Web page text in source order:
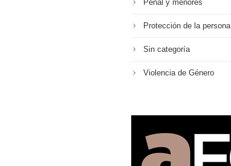
Penal y menores
Protección de la persona
Sin categoría
Violencia de Género